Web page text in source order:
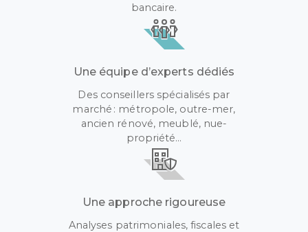
bancaire.
Une équipe d’experts dédiés
Des conseillers spécialisés par
marché : métropole, outre-mer,
ancien rénové, meublé, nue-
propriété…
Une approche rigoureuse
Analyses patrimoniales, fiscales et